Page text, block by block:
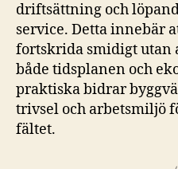
driftsättning och
service. Detta innebär
fortskrida smidigt utan
både tidsplanen och
praktiska bidrar
trivsel och arbetsmiljö
fältet.